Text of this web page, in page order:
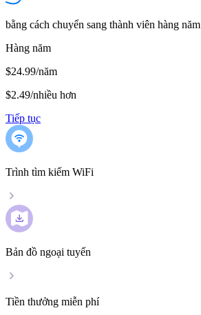
bằng cách chuyển sang thành viên hàng năm
Hàng năm
$24.99/năm
$2.49/nhiều hơn
Tiếp tục
Trình tìm kiếm WiFi
Bản đồ ngoại tuyến
Tiền thưởng miễn phí